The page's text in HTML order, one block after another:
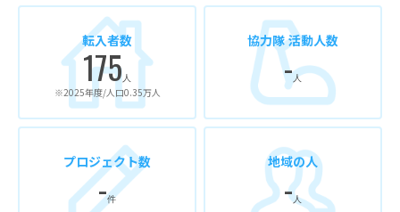
転入者数
175人
※2025年度/人口0.35万人
協力隊 活動人数
-人
プロジェクト数
-件
地域の人
-人